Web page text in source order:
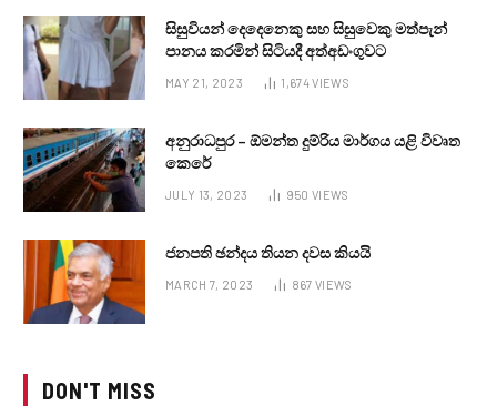
සිසුවියන් දෙදෙනෙකු සහ සිසුවෙකු මත්පැන්
පානය කරමින් සිටියදී අත්අඩංගුවට
MAY 21, 2023 1,674VIEWS
අනුරාධපුර – ඕමන්ත දුම්රිය මාර්ගය යළි විවෘත
කෙරේ
JULY 13, 2023 950 VIEWS
ජනපති ඡන්දය තියන දවස කියයි
MARCH 7, 2023 867 VIEWS
DON'T MISS